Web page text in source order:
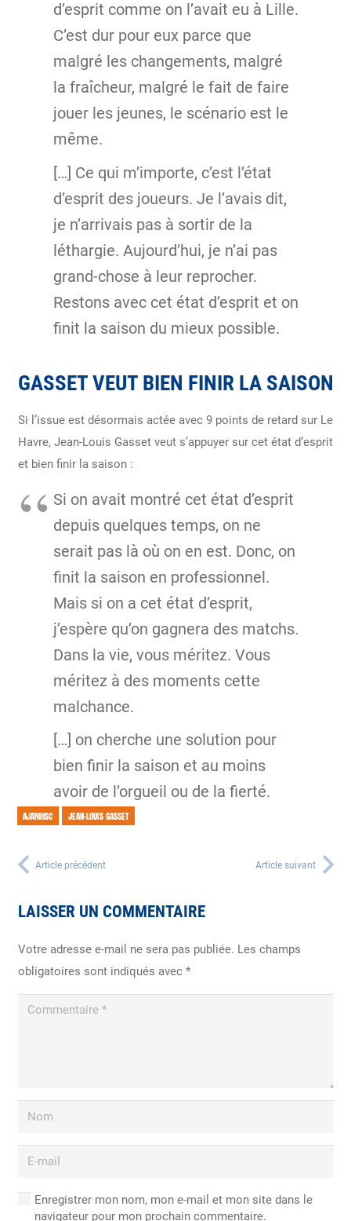
d’esprit comme on l’avait eu à Lille.
C’est dur pour eux parce que
malgré les changements, malgré
la fraîcheur, malgré le fait de faire
jouer les jeunes, le scénario est le
même.
[…] Ce qui m’importe, c’est l’état
d’esprit des joueurs. Je l’avais dit,
je n’arrivais pas à sortir de la
léthargie. Aujourd’hui, je n’ai pas
grand-chose à leur reprocher.
Restons avec cet état d’esprit et on
finit la saison du mieux possible.
GASSET VEUT BIEN FINIR LA SAISON
Si l’issue est désormais actée avec 9 points de retard sur Le
Havre, Jean-Louis Gasset veut s’appuyer sur cet état d’esprit
et bien finir la saison :
Si on avait montré cet état d’esprit
depuis quelques temps, on ne
serait pas là où on en est. Donc, on
finit la saison en professionnel.
Mais si on a cet état d’esprit,
j’espère qu’on gagnera des matchs.
Dans la vie, vous méritez. Vous
méritez à des moments cette
malchance.
[…] on cherche une solution pour
bien finir la saison et au moins
avoir de l’orgueil ou de la fierté.
AJAMHSC JEAN-LOUIS GASSET
Article précédent Article suivant
LAISSER UN COMMENTAIRE
Votre adresse e-mail ne sera pas publiée. Les champs
obligatoires sont indiqués avec *
Enregistrer mon nom, mon e-mail et mon site dans le
navigateur pour mon prochain commentaire.